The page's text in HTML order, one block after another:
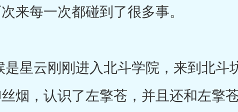
来每一次都碰到了很多事。
云刚刚进入北斗学院，来到北斗
烟，认识了左擎苍，并且还和左擎